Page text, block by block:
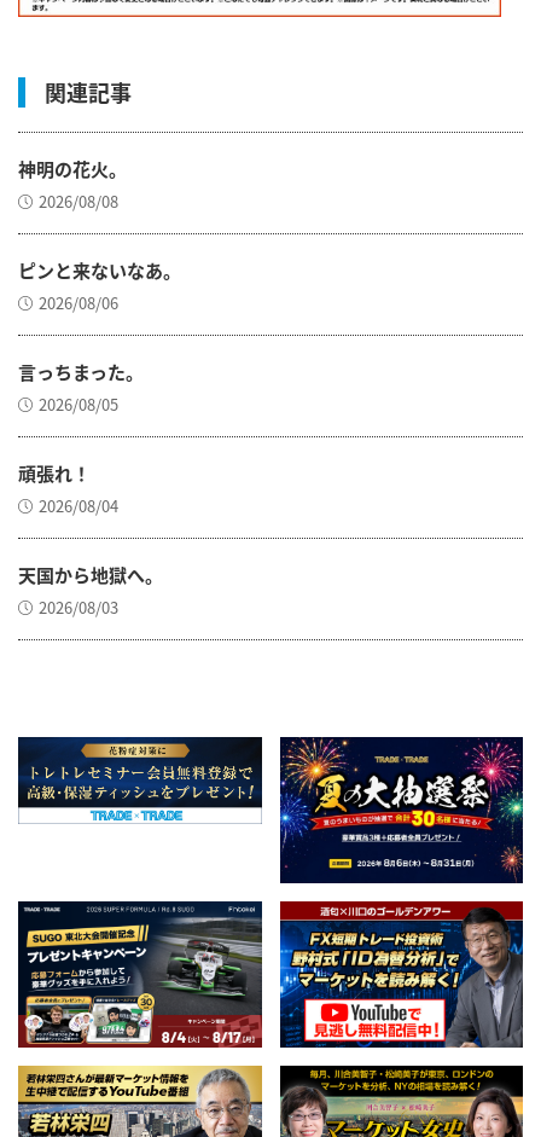
関連記事
神明の花火。
2026/08/08
ピンと来ないなあ。
2026/08/06
言っちまった。
2026/08/05
頑張れ！
2026/08/04
天国から地獄へ。
2026/08/03